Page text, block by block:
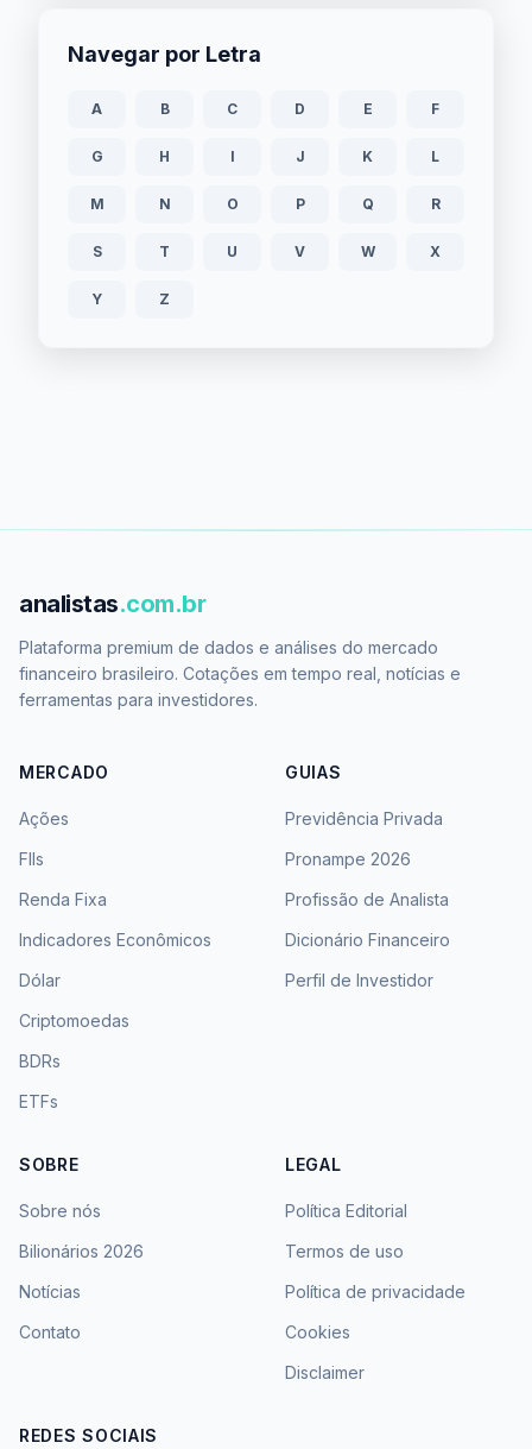
Navegar por Letra
A B C D E F
G H I J K L
M N O P Q R
S T U V W X
Y Z
analistas.com.br
Plataforma premium de dados e análises do mercado
financeiro brasileiro. Cotações em tempo real, notícias e
ferramentas para investidores.
MERCADO
Ações
FIIs
Renda Fixa
Indicadores Econômicos
Dólar
Criptomoedas
BDRs
ETFs
GUIAS
Previdência Privada
Pronampe 2026
Profissão de Analista
Dicionário Financeiro
Perfil de Investidor
SOBRE
Sobre nós
Bilionários 2026
Notícias
Contato
LEGAL
Política Editorial
Termos de uso
Política de privacidade
Cookies
Disclaimer
REDES SOCIAIS